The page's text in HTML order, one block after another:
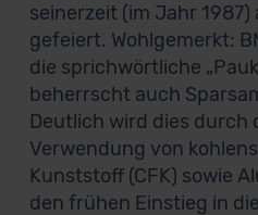
seinerzeit (im Jahr
gefeiert. Wohlgemerkt:
die sprichwörtliche
beherrscht auch
Deutlich wird dies durch
Verwendung von
Kunststoff (CFK) sowie
den frühen Einstieg in